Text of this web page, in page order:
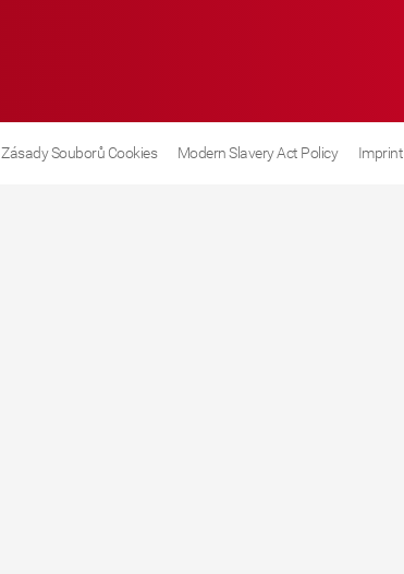
Zásady Souborů Cookies Modern Slavery Act Policy Imprint